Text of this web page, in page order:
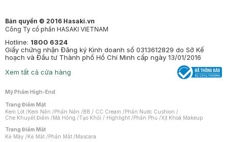
Bản quyền © 2016 Hasaki.vn
Công Ty cổ phần HASAKI VIETNAM
Hotline: 1800 6324
Giấy chứng nhận Đăng ký Kinh doanh số 0313612829 do Sở Kế
hoạch và Đầu tư Thành phố Hồ Chí Minh cấp ngày 13/01/2016
Xem tất cả cửa hàng
Mỹ Phẩm High-End
Trang Điểm Mặt
Kem Lót /Kem Nền /Phấn Nền /BB / CC Cream /Phấn Nước Cushion /
Che Khuyết Điểm /Má Hồng /Tạo Khối / Highlight /Phấn Phủ /Xịt Khoá Makeup
Trang Điểm Mắt
Kẻ Mày /Kẻ Mắt /Phấn Mắt /Mascara